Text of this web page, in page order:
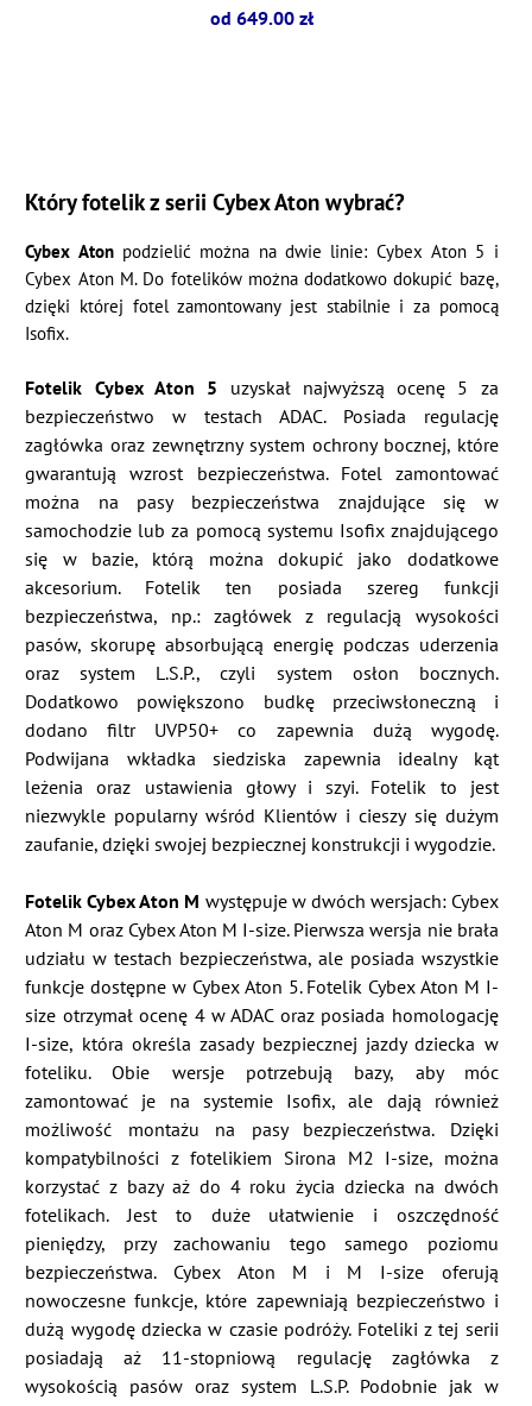
od 649.00 zł
Który fotelik z serii Cybex Aton wybrać?
Cybex Atonpodzielić można na dwie linie: Cybex Aton 5 i
Cybex Aton M. Do fotelików można dodatkowo dokupić bazę,
dzięki której fotel zamontowany jest stabilnie i za pomocą
Isofix.
Fotelik Cybex Aton 5 uzyskał najwyższą ocenę 5 za
bezpieczeństwo w testach ADAC. Posiada regulację
zagłówka oraz zewnętrzny system ochrony bocznej, które
gwarantują wzrost bezpieczeństwa. Fotel zamontować
można na pasy bezpieczeństwa znajdujące się w
samochodzie lub za pomocą systemu Isofix znajdującego
się w bazie, którą można dokupić jako dodatkowe
akcesorium. Fotelik ten posiada szereg funkcji
bezpieczeństwa, np.: zagłówek z regulacją wysokości
pasów, skorupę absorbującą energię podczas uderzenia
oraz system L.S.P., czyli system osłon bocznych.
Dodatkowo powiększono budkę przeciwsłoneczną i
dodano filtr UVP50+ co zapewnia dużą wygodę.
Podwijana wkładka siedziska zapewnia idealny kąt
leżenia oraz ustawienia głowy i szyi. Fotelik to jest
niezwykle popularny wśród Klientów i cieszy się dużym
zaufanie, dzięki swojej bezpiecznej konstrukcji i wygodzie.
Fotelik Cybex Aton M występuje w dwóch wersjach: Cybex
Aton M oraz Cybex Aton M I-size. Pierwsza wersja nie brała
udziału w testach bezpieczeństwa, ale posiada wszystkie
funkcje dostępne w Cybex Aton 5. Fotelik Cybex Aton M I-
size otrzymał ocenę 4 w ADAC oraz posiada homologację
I-size, która określa zasady bezpiecznej jazdy dziecka w
foteliku. Obie wersje potrzebują bazy, aby móc
zamontować je na systemie Isofix, ale dają również
możliwość montażu na pasy bezpieczeństwa. Dzięki
kompatybilności z fotelikiem Sirona M2 I-size, można
korzystać z bazy aż do 4 roku życia dziecka na dwóch
fotelikach. Jest to duże ułatwienie i oszczędność
pieniędzy, przy zachowaniu tego samego poziomu
bezpieczeństwa. Cybex Aton M i M I-size oferują
nowoczesne funkcje, które zapewniają bezpieczeństwo i
dużą wygodę dziecka w czasie podróży. Foteliki z tej serii
posiadają aż 11-stopniową regulację zagłówka z
wysokością pasów oraz system L.S.P. Podobnie jak w